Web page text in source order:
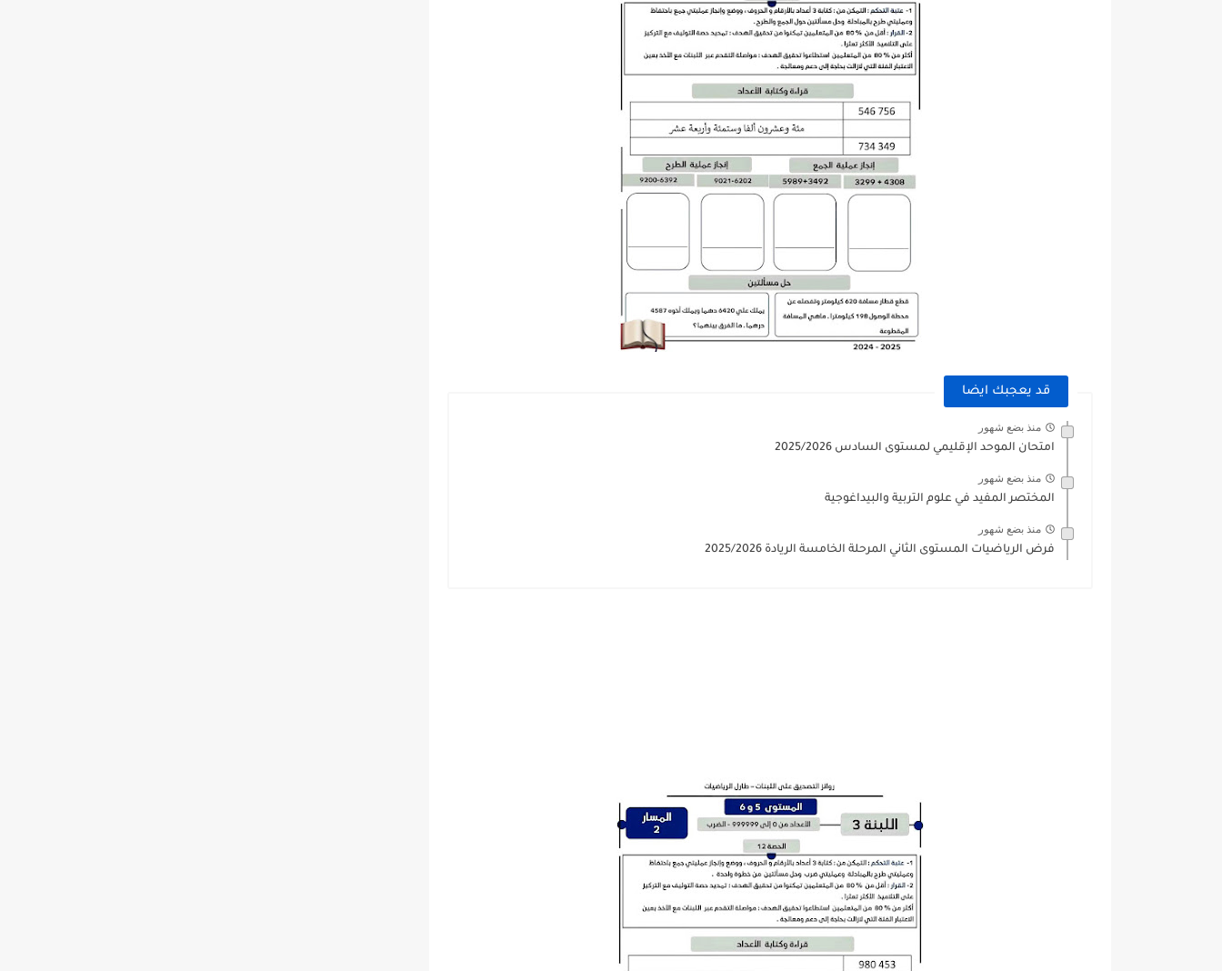
قد يعجبك ايضا
منذ بضع شهور
امتحان الموحد الإقليمي لمستوى السادس 2025/2026
منذ بضع شهور
المختصر المفيد في علوم التربية والبيداغوجية
منذ بضع شهور
فرض الرياضيات المستوى الثاني المرحلة الخامسة الريادة 2025/2026